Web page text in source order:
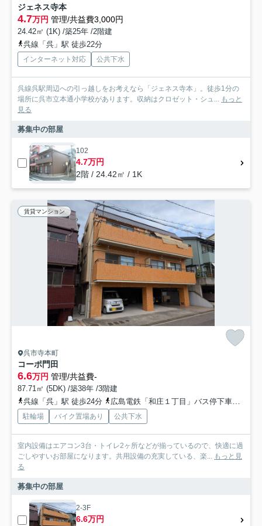
ジェネス寺本
4.7万円 管理/共益費3,000円
24.42㎡ (1K) /築25年 /2階建
呉線「呉」駅 徒歩22分
インターネット対応 公共下水
呉線呉駅周辺への引っ越しをお考えなら「ジェネス寺本」。徒歩1分の
場所に呉市立本通小学校があります。収納はクロゼット・シュ... もっと
見る
募集中の部屋
102
4.7万円
2階 / 24.42㎡ / 1K
賃貸マンション
呉市寺本町
コーポ門田
6.6万円 管理/共益費-
87.71㎡ (5DK) /築38年 /3階建
呉線「呉」駅 徒歩24分
広島電鉄「和庄１丁目」バス停下車 徒歩4分
駐輪場 バイク置場あり 公共下水
室内設備はエアコン3台・トイレ2ヶ所などが揃っているので、快適に過
ごしやすいお部屋になります。共用設備の充実している、楽... もっと見
る
募集中の部屋
2-3F
6.6万円